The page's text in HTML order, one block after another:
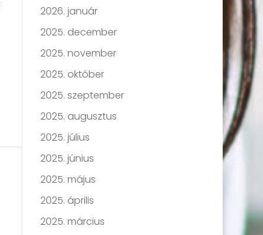
2026. január
2025. december
2025. november
2025. október
2025. szeptember
2025. augusztus
2025. július
2025. június
2025. május
2025. április
2025. március